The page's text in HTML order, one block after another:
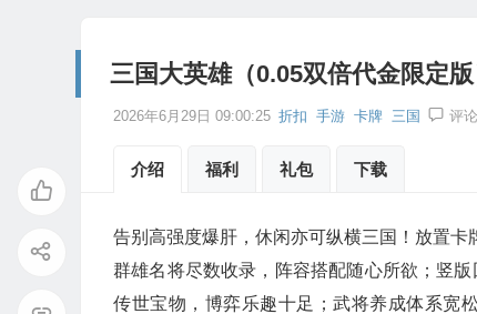
三国大英雄（0.05双倍代金限定版
2026年6月29日 09:00:25 折扣 手游 卡牌 三国 评论
介绍 福利 礼包 下载
告别高强度爆肝，休闲亦可纵横三国！放置卡
群雄名将尽数收录，阵容搭配随心所欲；竖
传世宝物，博弈乐趣十足；武将养成体系宽